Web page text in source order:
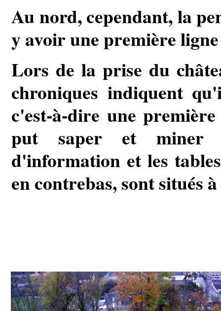
Au nord, cependant, la
y avoir une première
Lors de la prise du
chroniques indiquent
c'est-à-dire une
put saper et miner
d'information et les
en contrebas, sont situés